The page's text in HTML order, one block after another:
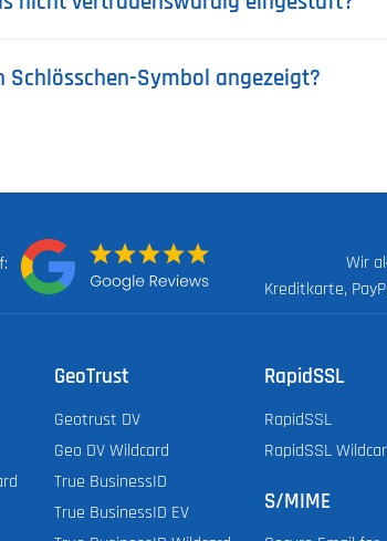
Symbol angezeigt?
Wir
Kreditkarte,
GeoTrust
Geotrust DV
Geo DV Wildcard
True BusinessID
True BusinessID EV
RapidSSL
RapidSSL
RapidSSL
S/MIME